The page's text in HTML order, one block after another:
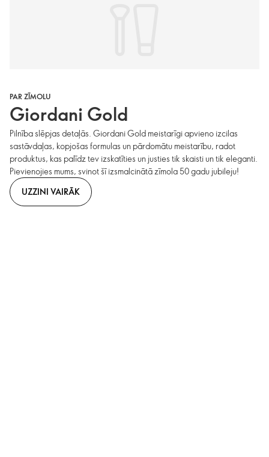
PAR ZĪMOLU
Giordani Gold
Pilnība slēpjas detaļās. Giordani Gold meistarīgi apvieno izcilas
sastāvdaļas, kopjošas formulas un pārdomātu meistarību, radot
produktus, kas palīdz tev izskatīties un justies tik skaisti un tik eleganti.
Pievienojies mums, svinot šī izsmalcinātā zīmola 50 gadu jubileju!
UZZINI VAIRĀK